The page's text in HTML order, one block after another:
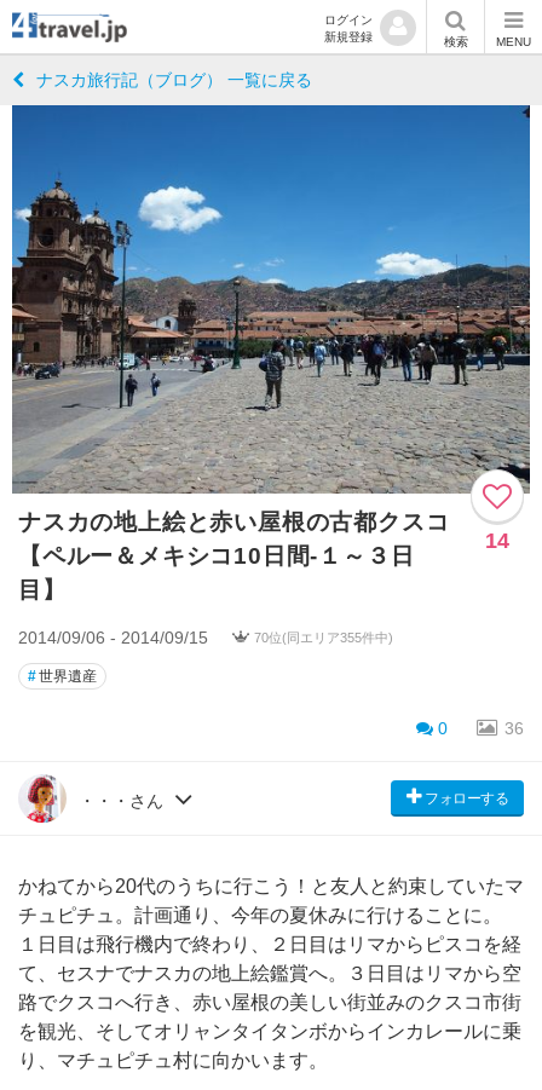
ログイン
新規登録
検索 MENU
ナスカ旅行記（ブログ） 一覧に戻る
ナスカの地上絵と赤い屋根の古都クスコ
【ペルー＆メキシコ10日間-１～３日
目】
14
2014/09/06 - 2014/09/15 70位(同エリア355件中)
#世界遺産
0 36
・・・さん フォローする
かねてから20代のうちに行こう！と友人と約束していたマ
チュピチュ。計画通り、今年の夏休みに行けることに。
１日目は飛行機内で終わり、２日目はリマからピスコを経
て、セスナでナスカの地上絵鑑賞へ。３日目はリマから空
路でクスコへ行き、赤い屋根の美しい街並みのクスコ市街
を観光、そしてオリャンタイタンボからインカレールに乗
り、マチュピチュ村に向かいます。